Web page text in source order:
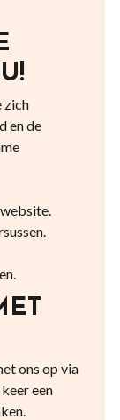
zich
en de
ons op via
een